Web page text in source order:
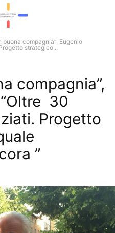
buona compagnia”, Eugenio
strategico...
compagnia”,
30
Progetto
”